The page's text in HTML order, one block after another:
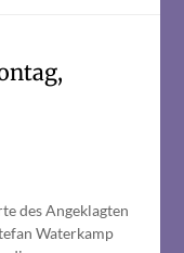
des Angeklagten
Waterkamp